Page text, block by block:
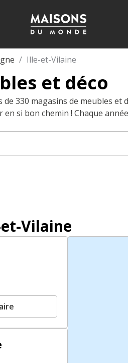
Ille-et-Vilaine
et déco
330 magasins de meubles
si bon chemin ! Chaque
Vilaine